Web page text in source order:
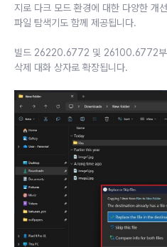
지로 다크 모드 환경에 대한 다양한 개
파일 탐색기도 함께 제공됩니다.
빌드 26220.6772 및 26100.6772부
삭제 대화 상자로 확장됩니다.